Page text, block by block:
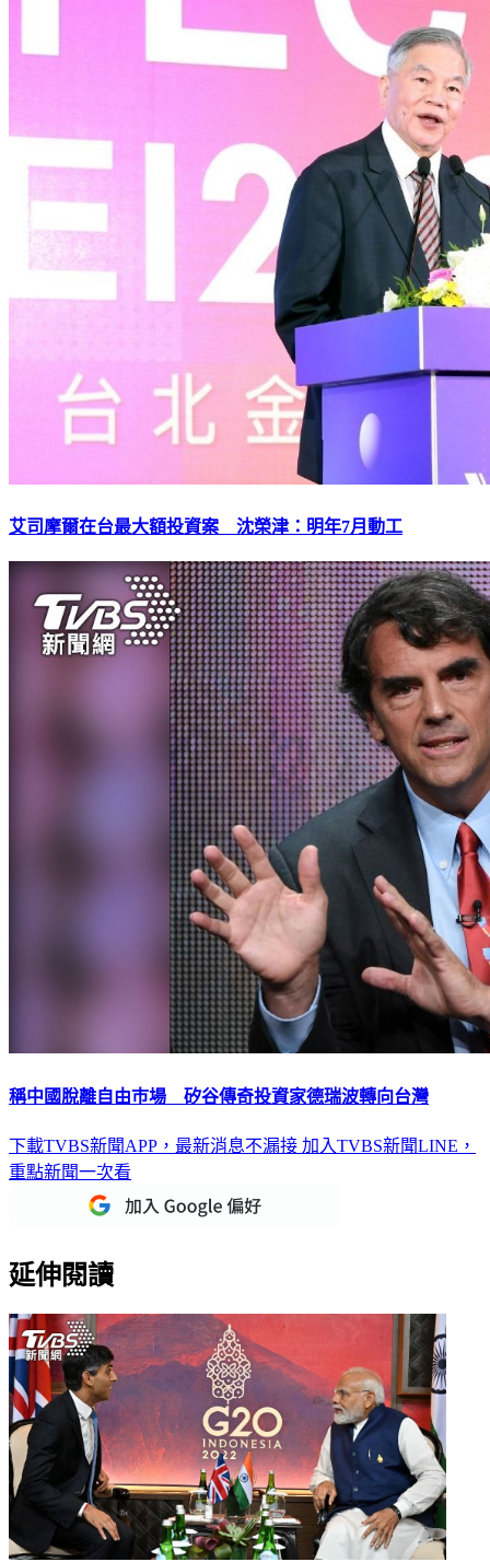
艾司摩爾在台最大額投資案 沈榮津：明年7月動工
稱中國脫離自由巿場 矽谷傳奇投資家德瑞波轉向台灣
下載TVBS新聞APP，最新消息不漏接 加入TVBS新聞LINE，
重點新聞一次看
延伸閱讀